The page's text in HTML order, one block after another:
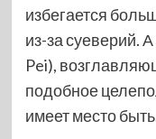
избегается
из-за суеверий.
Pei),
подобное
имеет место